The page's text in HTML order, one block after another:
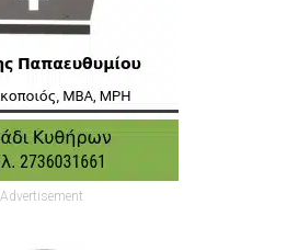
Advertisement